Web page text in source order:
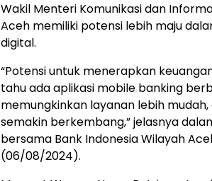
Wakil Menteri Komunikasi dan
Aceh memiliki potensi lebih maju
digital.
“Potensi untuk menerapkan
tahu ada aplikasi mobile banking
memungkinkan layanan lebih
semakin berkembang,” jelasnya
bersama Bank Indonesia Wilayah
(06/08/2024).